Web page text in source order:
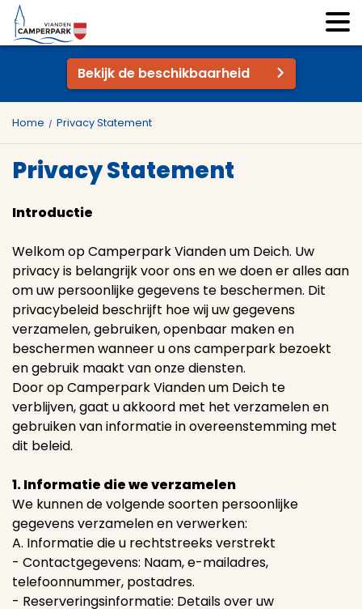
Bekijk de beschikbaarheid
Home Privacy Statement
Privacy Statement
Introductie
Welkom op Camperpark Vianden um Deich. Uw
privacy is belangrijk voor ons en we doen er alles aan
om uw persoonlijke gegevens te beschermen. Dit
privacybeleid beschrijft hoe wij uw gegevens
verzamelen, gebruiken, openbaar maken en
beschermen wanneer u ons camperpark bezoekt
en gebruik maakt van onze diensten.
Door op Camperpark Vianden um Deich te
verblijven, gaat u akkoord met het verzamelen en
gebruiken van informatie in overeenstemming met
dit beleid.
1. Informatie die we verzamelen
We kunnen de volgende soorten persoonlijke
gegevens verzamelen en verwerken:
A. Informatie die u rechtstreeks verstrekt
- Contactgegevens: Naam, e-mailadres,
telefoonnummer, postadres.
- Reserveringsinformatie: Details over uw